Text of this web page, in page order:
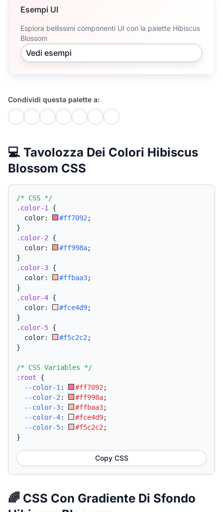
Esempi UI
Esplora bellissimi componenti UI con la palette Hibiscus
Blossom
Vedi esempi
Condividi questa palette a:
💻 Tavolozza Dei Colori Hibiscus
Blossom CSS
/* CSS */
.color-1
{
  color:
#ff7092 ;
}
.color-2 {
  color:
#ff998a;
}
.color-3 {
  color:
#ffbaa3;
}
.color-4 {
  color:
#fce4d9;
}
.color-5 {
  color:
#f5c2c2 ;
}
/* CSS Variables */
:root {
--color-1 : #ff7092 ;
--color-2 : #ff998a;
--color-3: #ffbaa3;
--color-4: #fce4d9;
--color-5: #f5c2c2 ;
}
Copy CSS
🌈 CSS Con Gradiente Di Sfondo